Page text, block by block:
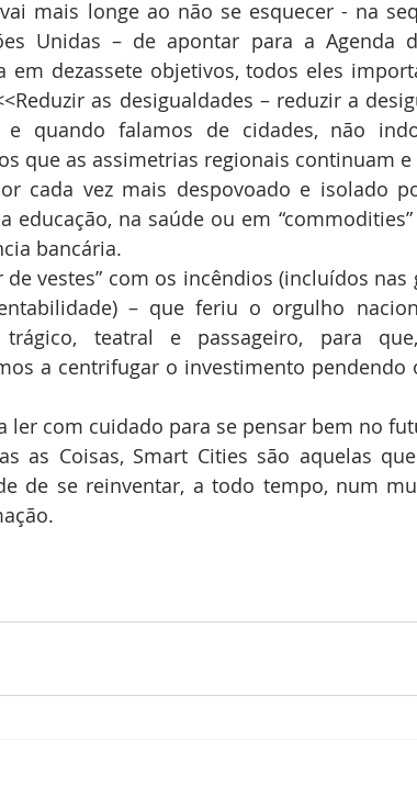
mais longe ao não se esquecer - na
Unidas – de apontar para a Agenda
em dezassete objetivos, todos eles
as desigualdades – reduzir a
e quando falamos de cidades, não
que as assimetrias regionais continuam
cada vez mais despovoado e isolado
educação, na saúde ou em
bancária.
– que feriu o orgulho
trágico, teatral e passageiro, para
a centrifugar o investimento pendendo
ler com cuidado para se pensar bem no
as Coisas, Smart Cities são aquelas
de se reinventar, a todo tempo, num